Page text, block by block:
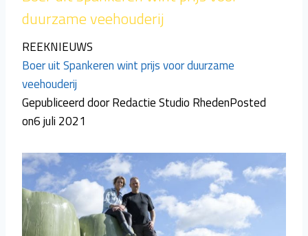
duurzame veehouderij
REEKNIEUWS
Boer uit Spankeren wint prijs voor duurzame
veehouderij
Gepubliceerd door Redactie Studio RhedenPosted
on6 juli 2021